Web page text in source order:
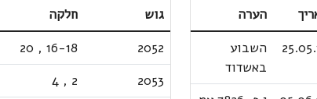
הערה
השבוע
באשדוד
גוש
חלקה
2052
16-18
,
20
2053
2
,
4